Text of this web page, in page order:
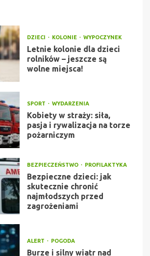
DZIECI KOLONIE WYPOCZYNEK
Letnie kolonie dla dzieci
rolników – jeszcze są
wolne miejsca!
SPORT WYDARZENIA
Kobiety w straży: siła,
pasja i rywalizacja na torze
pożarniczym
BEZPIECZEŃSTWO PROFILAKTYKA
Bezpieczne dzieci: jak
skutecznie chronić
najmłodszych przed
zagrożeniami
ALERT POGODA
Burze i silny wiatr nad